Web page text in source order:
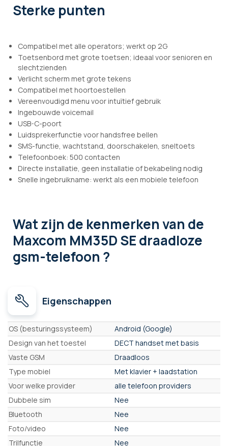
Sterke punten
Compatibel met alle operators; werkt op 2G
Toetsenbord met grote toetsen; ideaal voor senioren en
slechtzienden
Verlicht scherm met grote tekens
Compatibel met hoortoestellen
Vereenvoudigd menu voor intuïtief gebruik
Ingebouwde voicemail
USB-C-poort
Luidsprekerfunctie voor handsfree bellen
SMS-functie, wachtstand, doorschakelen, sneltoets
Telefoonboek: 500 contacten
Directe installatie, geen installatie of bekabeling nodig
Snelle ingebruikname: werkt als een mobiele telefoon
Wat zijn de kenmerkenvan de
Maxcom MM35D SE draadloze
gsm-telefoon ?
Eigenschappen
Eigenschappen
OS (besturingssysteem)
Android (Google)
Design van het toestel
DECT handset met basis
Vaste GSM
Draadloos
Type mobiel
Met klavier + laadstation
Voor welke provider
alle telefoon providers
Dubbele sim
Nee
Bluetooth
Nee
Foto/video
Nee
Trilfunctie
Nee